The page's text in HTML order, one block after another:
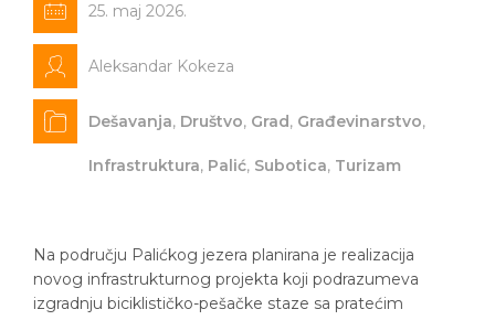
25. maj 2026.
Aleksandar Kokeza
Dešavanja, Društvo, Grad, Građevinarstvo,
Infrastruktura, Palić, Subotica, Turizam
Na području Palićkog jezera planirana je realizacija
novog infrastrukturnog projekta koji podrazumeva
izgradnju biciklističko-pešačke staze sa pratećim